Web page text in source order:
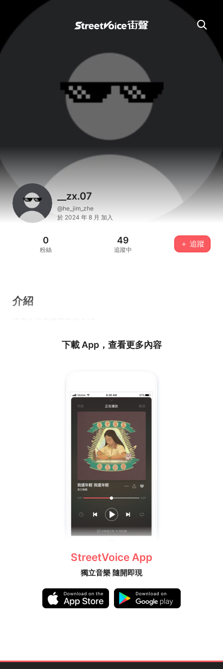
__zx.07
@he_jim_zhe
於 2024 年 8 月 加入
0
粉絲
49
追蹤中
＋ 追蹤
介紹
下載 App，查看更多內容
StreetVoice App
獨立音樂 隨開即現